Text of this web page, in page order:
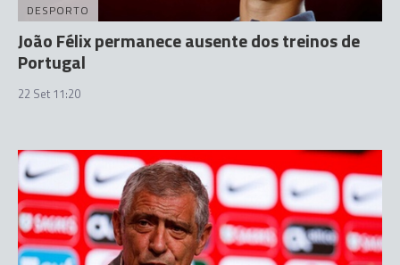
DESPORTO
João Félix permanece ausente dos treinos de
Portugal
22 Set 11:20